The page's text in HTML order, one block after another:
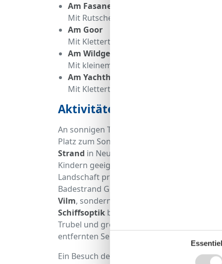
Am Fasanenhaus
Mit Rutsche, Wippe und Sandkasten
Am Goor
Mit Kletterturm in Schiffsoptik,
Am Wildgehege
Mit kleinem Kletterturm, Rutsche, Wippe
Am Yachthafen
Mit Kletterturm in Schiffsoptik, Rutsche,
Aktivitäten bei Sonnenschein
An sonnigen Tagen findet sich
Platz zum Sonnenbaden, Entspannen und
Strand in Neuendorf ist nicht zuletzt
Kindern geeignet. Besonders sind hier die
Landschaft prägen. Unweit des Hafens in
Badestrand Goor ein weiterer
Vilm, sondern auch Erholung,
Schiffsoptik bietet. Auch dieser
Trubel und größere Badestrände vorzieht,
entfernten Sellin auf seine Kosten kommen.
Ein Besuch der beiden Seebäder kann